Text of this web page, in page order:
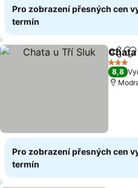
Pro zobrazení přesných cen
termín
Sdílet
3 Počet
8,8
Pro zobrazení přesných cen
termín